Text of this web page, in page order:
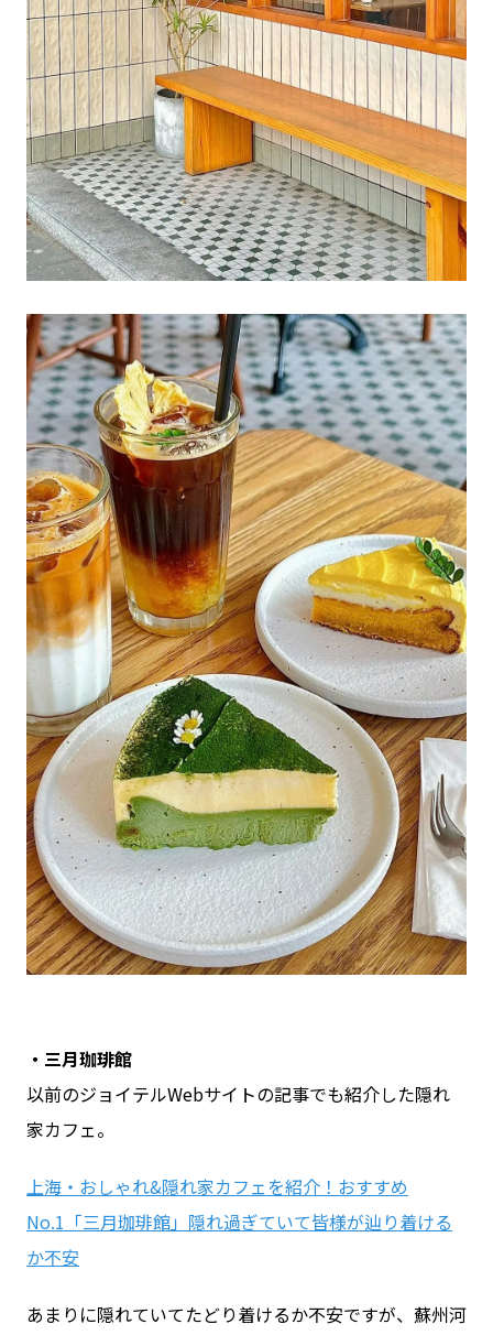
・三月珈琲館
以前のジョイテルWebサイトの記事でも紹介した隠れ
家カフェ。
上海・おしゃれ&隠れ家カフェを紹介！おすすめ
No.1「三月珈琲館」隠れ過ぎていて皆様が辿り着ける
か不安
あまりに隠れていてたどり着けるか不安ですが、蘇州河